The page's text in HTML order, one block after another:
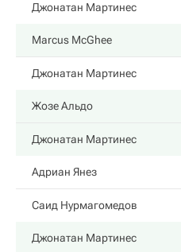
Джонатан Мартинес
Marcus McGhee
Джонатан Мартинес
Жозе Альдо
Джонатан Мартинес
Адриан Янез
Саид Нурмагомедов
Джонатан Мартинес